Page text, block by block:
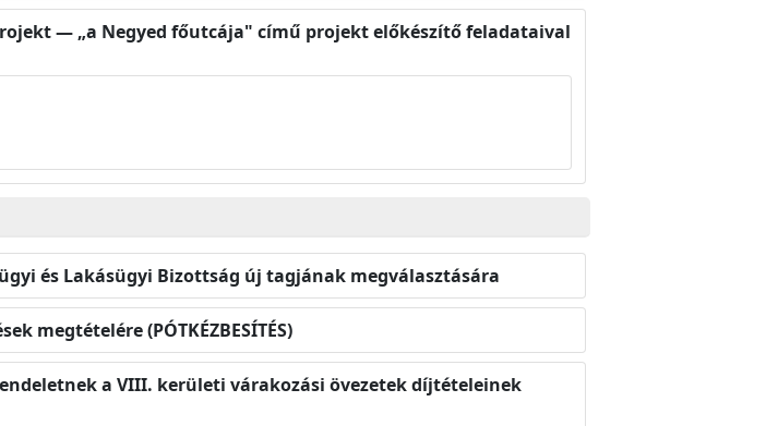
— „a Negyed főutcája" című projekt előkészítő feladataival
és Lakásügyi Bizottság új tagjának megválasztására
megtételére (PÓTKÉZBESÍTÉS)
a VIII. kerületi várakozási övezetek díjtételeinek